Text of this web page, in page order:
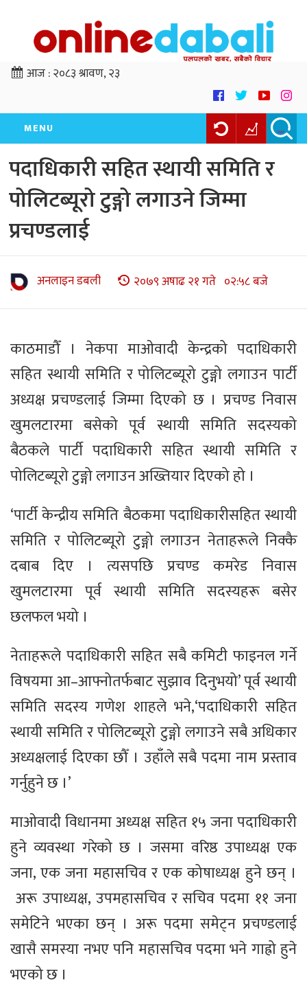
आज :२०८३ श्रावण, २३
MENU
पदाधिकारी सहित स्थायी समिति र
पोलिटब्यूरो टुङ्गो लगाउने जिम्मा
प्रचण्डलाई
अनलाइन डबली २०७९ अषाढ २१ गते ०२:५८ बजे
काठमाडौँ । नेकपा माओवादी केन्द्रको पदाधिकारी
सहित स्थायी समिति र पोलिटब्यूरो टुङ्गो लगाउन पार्टी
अध्यक्ष प्रचण्डलाई जिम्मा दिएको छ । प्रचण्ड निवास
खुमलटारमा बसेको पूर्व स्थायी समिति सदस्यको
बैठकले पार्टी पदाधिकारी सहित स्थायी समिति र
पोलिटब्यूरो टुङ्गो लगाउन अख्तियार दिएको हो ।
‘पार्टी केन्द्रीय समिति बैठकमा पदाधिकारीसहित स्थायी
समिति र पोलिटब्यूरो टुङ्गो लगाउन नेताहरूले निक्कै
दबाब दिए । त्यसपछि प्रचण्ड कमरेड निवास
खुमलटारमा पूर्व स्थायी समिति सदस्यहरू बसेर
छलफल भयो ।
नेताहरूले पदाधिकारी सहित सबै कमिटी फाइनल गर्ने
विषयमा आ–आफ्नोतर्फबाट सुझाव दिनुभयो’ पूर्व स्थायी
समिति सदस्य गणेश शाहले भने,‘पदाधिकारी सहित
स्थायी समिति र पोलिटब्यूरो टुङ्गो लगाउने सबै अधिकार
अध्यक्षलाई दिएका छौँ । उहाँले सबै पदमा नाम प्रस्ताव
गर्नुहुने छ ।’
माओवादी विधानमा अध्यक्ष सहित १५ जना पदाधिकारी
हुने व्यवस्था गरेको छ । जसमा वरिष्ठ उपाध्यक्ष एक
जना, एक जना महासचिव र एक कोषाध्यक्ष हुने छन् ।
अरू उपाध्यक्ष, उपमहासचिव र सचिव पदमा ११ जना
समेटिने भएका छन् । अरू पदमा समेट्न प्रचण्डलाई
खासै समस्या नभए पनि महासचिव पदमा भने गाह्रो हुने
भएको छ ।